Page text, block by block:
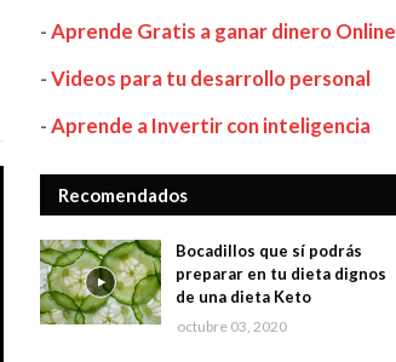
-Aprende Gratis a ganar dinero Online
-Videos para tu desarrollo personal
-Aprende a Invertir con inteligencia
Recomendados
Bocadillos que sí podrás
preparar en tu dieta dignos
de una dieta Keto
octubre 03, 2020